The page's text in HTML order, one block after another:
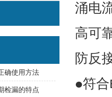
涌电
高可
防反
●符合
确使用方法
检漏的特点